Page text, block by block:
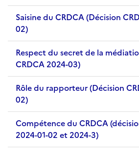
Saisine du CRDCA (Décision
02)
Respect du secret de la
CRDCA 2024-03)
Rôle du rapporteur (Décision
02)
Compétence du CRDCA
2024-01-02 et 2024-3)